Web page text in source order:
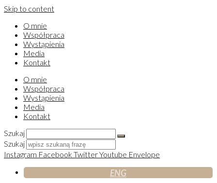
Skip to content
O mnie
Współpraca
Wystąpienia
Media
Kontakt
O mnie
Współpraca
Wystąpienia
Media
Kontakt
Szukaj
Szukaj
Instagram Facebook TwitterYoutube Envelope
ENG